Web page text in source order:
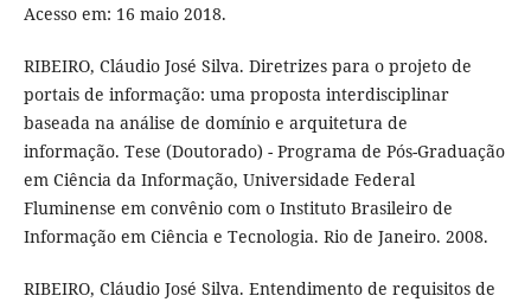
Acesso em: 16 maio 2018.
RIBEIRO, Cláudio José Silva. Diretrizes para o projeto de
portais de informação: uma proposta interdisciplinar
baseada na análise de domínio e arquitetura de
informação. Tese (Doutorado) - Programa de Pós-Graduação
em Ciência da Informação, Universidade Federal
Fluminense em convênio com o Instituto Brasileiro de
Informação em Ciência e Tecnologia. Rio de Janeiro. 2008.
RIBEIRO, Cláudio José Silva. Entendimento de requisitos de